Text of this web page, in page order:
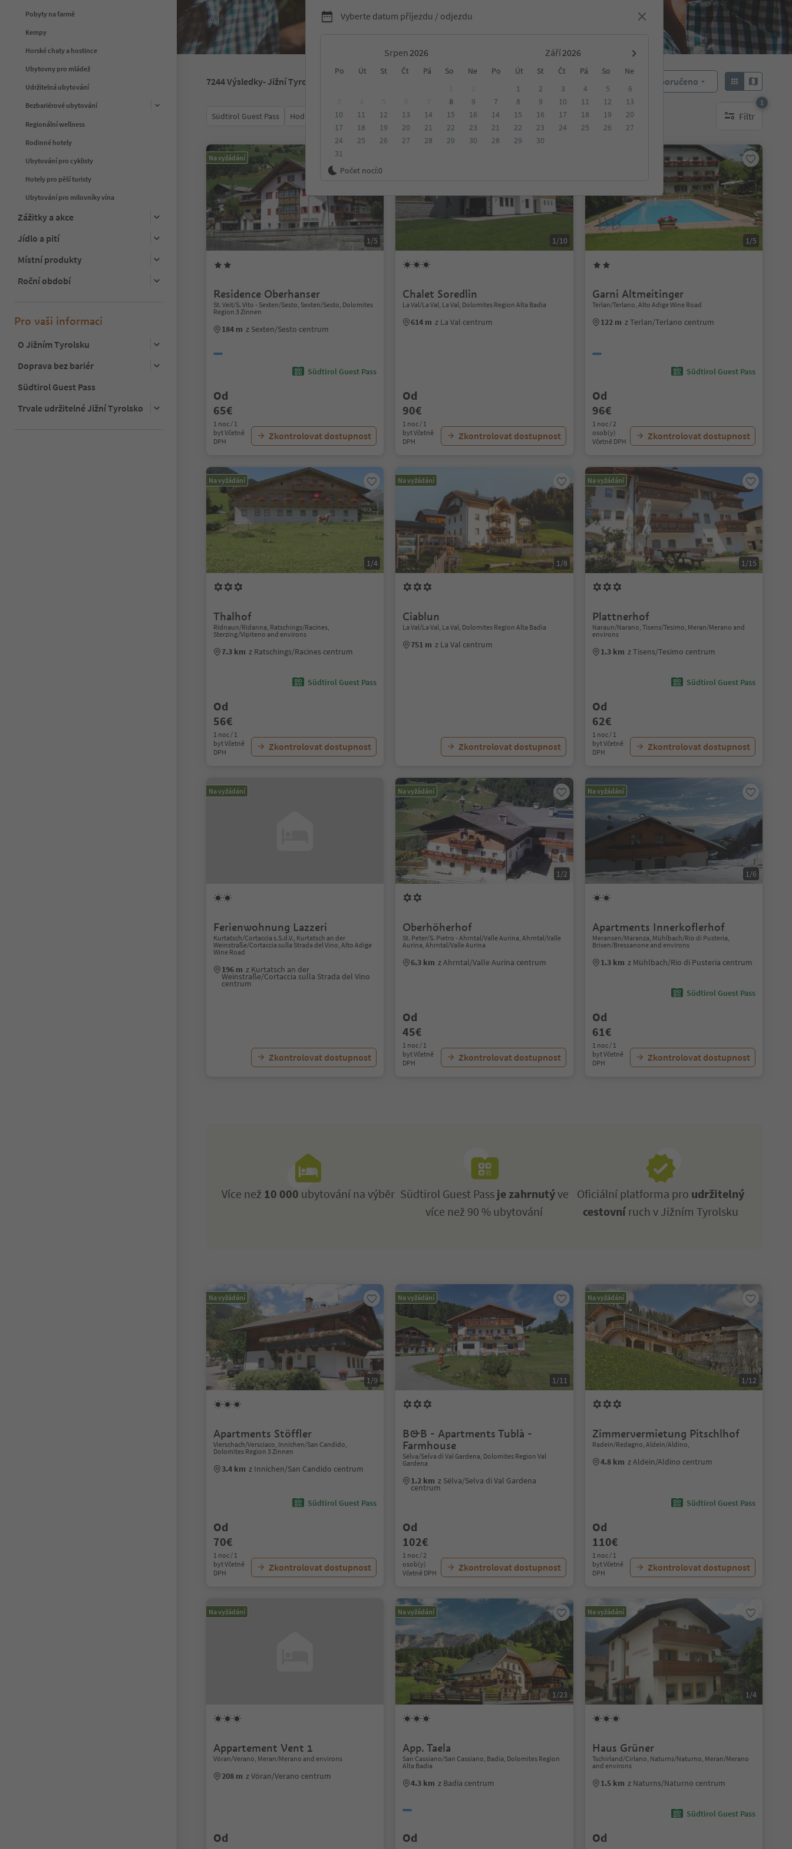
Pobyty na farmě
Kempy
Horské chaty a hostince
Ubytovny pro mládež
Udržitelná ubytování
Bezbariérové ubytování
Regionální wellness
Rodinné hotely
Ubytování pro cyklisty
Hotely pro pěší turisty
Ubytování pro milovníky vína
Zážitky a akce
Jídlo a pití
Místní produkty
Roční období
Pro vaši informaci
O Jižním Tyrolsku
Doprava bez bariér
Südtirol Guest Pass
Trvale udržitelné Jižní Tyrolsko
Vyberte datum příjezdu / odjezdu
Srpen Září
Po Út St Čt Pá So Ne Po Út St Čt Pá So
Ne
8
9
10
11 12 13 14 15
16
17
18 19 20 21 22
23
24
25 26 27 28 29
30
31
1 2 3 4 5
6
7
8 9 10 11 12
13
14
15 16 17 18 19
20
21
22 23 24 25 26
27
28
29 30
Počet nocí:0
7244Výsledky- Jižní Tyrolsko Doporučeno
Südtirol Guest Pass Hodnocení Kategorie Zpracovává Udržitelné ubytování Filtr
1
1 aktywny filtr
Na vyžádání
1/5
Residence Oberhanser
St. Veit/S. Vito - Sexten/Sesto, Sexten/Sesto, Dolomites
Region 3 Zinnen
184 m z Sexten/Sesto centrum
Südtirol Guest Pass
Od
65€
1 noc / 1
byt Včetně
DPH
Zkontrolovat dostupnost
1/10
Chalet Soredlin
La Val/La Val, La Val, Dolomites Region Alta Badia
614 m z La Val centrum
Od
90€
1 noc / 1
byt Včetně
DPH
Zkontrolovat dostupnost
1/5
Garni Altmeitinger
Terlan/Terlano, Alto Adige Wine Road
122 m z Terlan/Terlano centrum
Südtirol Guest Pass
Od
96€
1 noc / 2
osob(y)
Včetně DPH
Zkontrolovat dostupnost
Na vyžádání
1/4
Thalhof
Ridnaun/Ridanna, Ratschings/Racines,
Sterzing/Vipiteno and environs
7.3 km z Ratschings/Racines centrum
Südtirol Guest Pass
Od
56€
1 noc / 1
byt Včetně
DPH
Zkontrolovat dostupnost
Na vyžádání
1/8
Ciablun
La Val/La Val, La Val, Dolomites Region Alta Badia
751 m z La Val centrum
Zkontrolovat dostupnost
Na vyžádání
1/15
Plattnerhof
Naraun/Narano, Tisens/Tesimo, Meran/Merano and
environs
1.3 km z Tisens/Tesimo centrum
Südtirol Guest Pass
Od
62€
1 noc / 1
byt Včetně
DPH
Zkontrolovat dostupnost
Na vyžádání
Ferienwohnung Lazzeri
Kurtatsch/Cortaccia s.S.d.V., Kurtatsch an der
Weinstraße/Cortaccia sulla Strada del Vino, Alto Adige
Wine Road
196 m z Kurtatsch an der
Weinstraße/Cortaccia sulla Strada del Vino
centrum
Zkontrolovat dostupnost
Na vyžádání
1/2
Oberhöherhof
St. Peter/S. Pietro - Ahrntal/Valle Aurina, Ahrntal/Valle
Aurina, Ahrntal/Valle Aurina
6.3 km z Ahrntal/Valle Aurina centrum
Od
45€
1 noc / 1
byt Včetně
DPH
Zkontrolovat dostupnost
Na vyžádání
1/6
Apartments Innerkoflerhof
Meransen/Maranza, Mühlbach/Rio di Pusteria,
Brixen/Bressanone and environs
1.3 km z Mühlbach/Rio di Pusteria centrum
Südtirol Guest Pass
Od
61€
1 noc / 1
byt Včetně
DPH
Zkontrolovat dostupnost
Více než 10 000 ubytování na výběr Südtirol Guest Passje zahrnutýve
více než 90 % ubytování
Oficiální platforma pro udržitelný
cestovníruch v Jižním Tyrolsku
Na vyžádání
1/9
Apartments Stöffler
Vierschach/Versciaco, Innichen/San Candido,
Dolomites Region 3 Zinnen
3.4 km z Innichen/San Candido centrum
Südtirol Guest Pass
Od
70€
1 noc / 1
byt Včetně
DPH
Zkontrolovat dostupnost
Na vyžádání
1/11
B&B - Apartments Tublà -
Farmhouse
Sëlva/Selva di Val Gardena, Dolomites Region Val
Gardena
1.2 km z Sëlva/Selva di Val Gardena
centrum
Od
102€
1 noc / 2
osob(y)
Včetně DPH
Zkontrolovat dostupnost
Na vyžádání
1/12
Zimmervermietung Pitschlhof
Radein/Redagno, Aldein/Aldino,
4.8 km z Aldein/Aldino centrum
Südtirol Guest Pass
Od
110€
1 noc / 1
byt Včetně
DPH
Zkontrolovat dostupnost
Na vyžádání
Appartement Vent 1
Vöran/Verano, Meran/Merano and environs
208 m z Vöran/Verano centrum
Od
Na vyžádání
1/23
App. Taela
San Cassiano/San Cassiano, Badia, Dolomites Region
Alta Badia
4.3 km z Badia centrum
Od
Na vyžádání
1/4
Haus Grüner
Tschirland/Cirlano, Naturns/Naturno, Meran/Merano
and environs
1.5 km z Naturns/Naturno centrum
Südtirol Guest Pass
Od